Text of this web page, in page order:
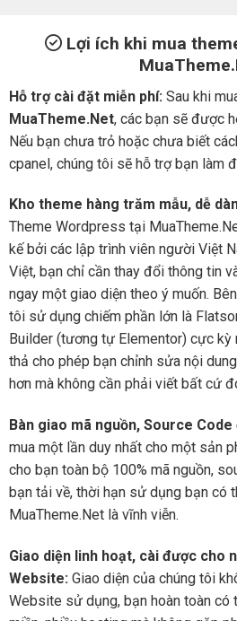
Lợi ích khi mua
Hỗ trợ cài đặt miễn phí: Sau khi
MuaTheme.Net, các bạn sẽ được
Nếu bạn chưa trỏ hoặc chưa biết
cpanel, chúng tôi sẽ hỗ trợ bạn làm
Kho theme hàng trăm mẫu, dễ
Theme Wordpress tại
kế bởi các lập trình viên người Việt
Việt, bạn chỉ cần thay đổi thông tin
ngay một giao diện theo ý muốn.
tôi sử dụng chiếm phần lớn là
Builder (tương tự Elementor) cực kỳ
thả cho phép bạn chỉnh sửa nội
hơn mà không cần phải viết bất cứ
Bàn giao mã nguồn, Source Code
mua một lần duy nhất cho một sản
cho bạn toàn bộ 100% mã nguồn,
bạn tải về, thời hạn sử dụng bạn có
MuaTheme.Net là vĩnh viễn.
Giao diện linh hoạt, cài được cho
Website: Giao diện của chúng tôi
Website sử dụng, bạn hoàn toàn có